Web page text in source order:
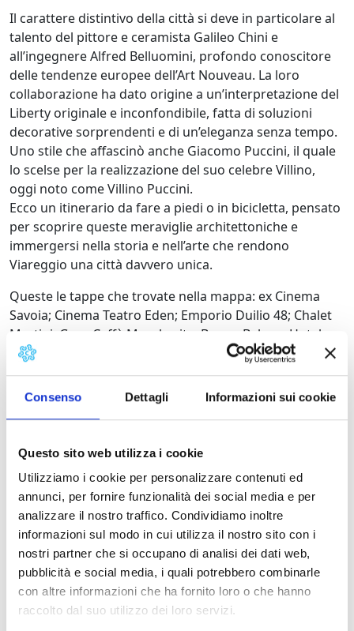
Consenso Dettagli Informazioni sui cookie
Questo sito web utilizza i cookie
Utilizziamo i cookie per personalizzare contenuti ed
annunci, per fornire funzionalità dei social media e per
analizzare il nostro traffico. Condividiamo inoltre
informazioni sul modo in cui utilizza il nostro sito con i
nostri partner che si occupano di analisi dei dati web,
pubblicità e social media, i quali potrebbero combinarle
con altre informazioni che ha fornito loro o che hanno
raccolto dal suo utilizzo dei loro servizi.
Il carattere distintivo della città si deve in particolare al
talento del pittore e ceramista Galileo Chini e
all’ingegnere Alfred Belluomini, profondo conoscitore
delle tendenze europee dell’Art Nouveau. La loro
collaborazione ha dato origine a un’interpretazione del
Liberty originale e inconfondibile, fatta di soluzioni
decorative sorprendenti e di un’eleganza senza tempo.
Uno stile che affascinò anche Giacomo Puccini, il quale
lo scelse per la realizzazione del suo celebre Villino,
oggi noto come Villino Puccini.
Ecco un itinerario da fare a piedi o in bicicletta, pensato
per scoprire queste meraviglie architettoniche e
immergersi nella storia e nell’arte che rendono
Viareggio una città davvero unica.
Queste le tappe che trovate nella mappa: ex Cinema
Savoia; Cinema Teatro Eden; Emporio Duilio 48; Chalet
Martini; Gran Caffè Margherita; Bagno Balena; Hotel
Villa Liberty; Villino Sofia; Villino Il Guscio; Villino Nistri;
Villino Caprotti; Grand Hotel Royal; Villino Puccini; Villa
Argentina.